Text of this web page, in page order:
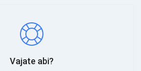
Vajate abi?